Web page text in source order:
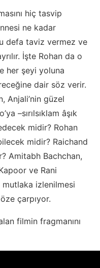
hiç tasvip
ne kadar
defa taviz vermez ve
İşte Rohan da o
her şeyi yoluna
dair söz verir.
Anjali’nin güzel
–sırılsıklam âşık
midir? Rohan
midir? Raichand
Amitabh Bachchan,
ve Rani
izlenilmesi
çarpıyor.
filmin fragmanını